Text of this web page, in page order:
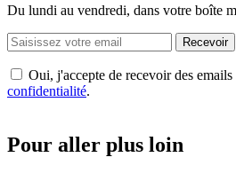
Du lundi au vendredi, dans votre boîte
Recevoir
Oui, j'accepte de recevoir des
confidentialité.
Pour aller plus loin